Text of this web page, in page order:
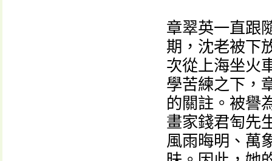
章翠英一直跟
期，沈老被下
次從上海坐火
學苦練之下，
的關註。被譽
畫家錢君匋先
風雨晦明、萬